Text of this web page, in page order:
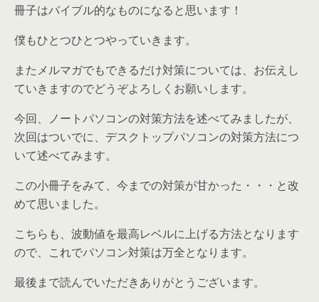
冊子はバイブル的なものになると思います！
僕もひとつひとつやっていきます。
またメルマガでもできるだけ対策については、お伝えし
ていきますのでどうぞよろしくお願いします。
今回、ノートパソコンの対策方法を述べてみましたが、
次回はついでに、デスクトップパソコンの対策方法につ
いて述べてみます。
この小冊子をみて、今までの対策が甘かった・・・と改
めて思いました。
こちらも、波動値を最高レベルに上げる方法となります
ので、これでパソコン対策は万全となります。
最後まで読んでいただきありがとうございます。